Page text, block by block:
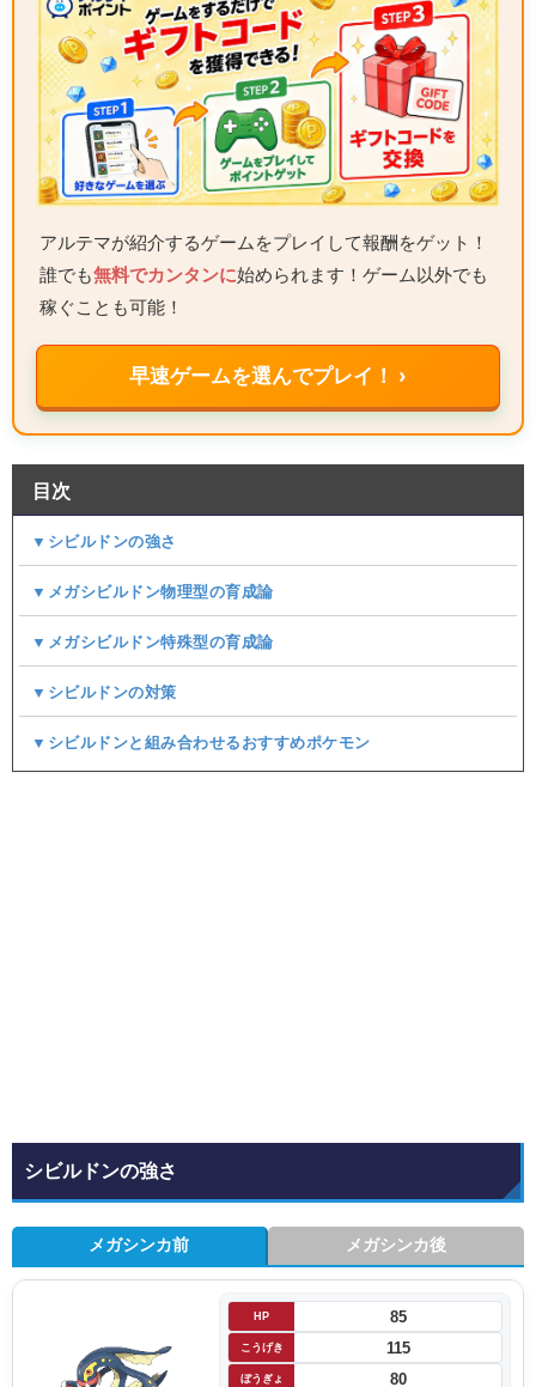
アルテマが紹介するゲームをプレイして報酬をゲット！
誰でも無料でカンタンに始められます！ゲーム以外でも
稼ぐことも可能！
早速ゲームを選んでプレイ！ ›
目次
▼シビルドンの強さ
▼メガシビルドン物理型の育成論
▼メガシビルドン特殊型の育成論
▼シビルドンの対策
▼シビルドンと組み合わせるおすすめポケモン
シビルドンの強さ
メガシンカ前 メガシンカ後
HP 85
こうげき 115
ぼうぎょ 80